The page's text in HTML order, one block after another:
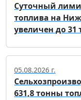
Суточный
топлива на
увеличен до 31
05.08.2026 г.
631,8 тонны